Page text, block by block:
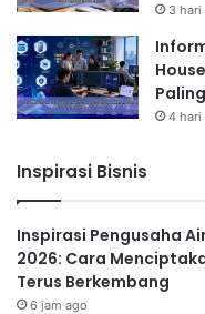
3 hari
4 hari
Inspirasi Bisnis
Inspirasi Pengusaha
2026: Cara
Terus Berkembang
6 jam ago